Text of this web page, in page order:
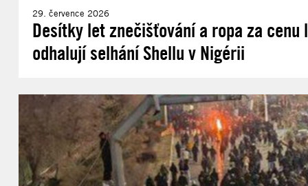
29. července 2026
Desítky let znečišťování a ropa za cenu
odhalují selhání Shellu v Nigérii